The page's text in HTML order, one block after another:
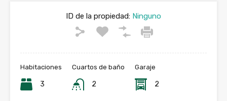
ID de la propiedad: Ninguno
Habitaciones
3
Cuartos de baño
2
Garaje
2